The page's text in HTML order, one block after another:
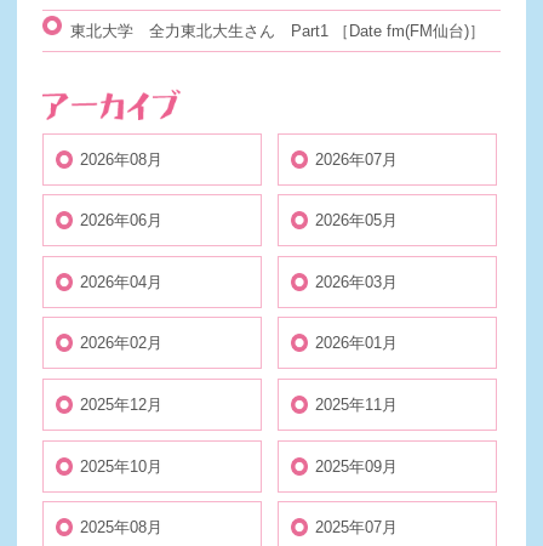
東北大学 全力東北大生さん Part1 ［Date fm(FM仙台)］
2026年08月 2026年07月
2026年06月 2026年05月
2026年04月 2026年03月
2026年02月 2026年01月
2025年12月 2025年11月
2025年10月 2025年09月
2025年08月 2025年07月